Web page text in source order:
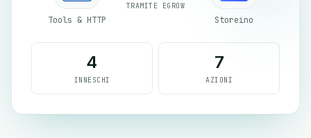
Tools & HTTP
TRAMITE EGROW
Storeino
4
INNESCHI
7
AZIONI